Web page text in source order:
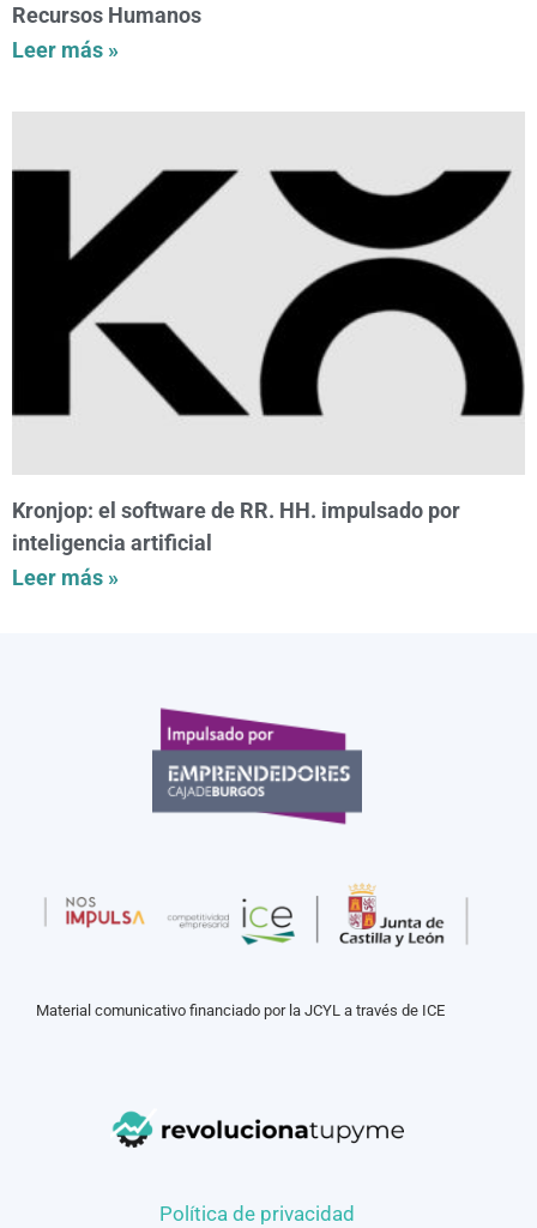
Recursos Humanos
Leer más »
Kronjop: el software de RR. HH. impulsado por
inteligencia artificial
Leer más »
Material comunicativo financiado por la JCYL a través de ICE
Política de privacidad